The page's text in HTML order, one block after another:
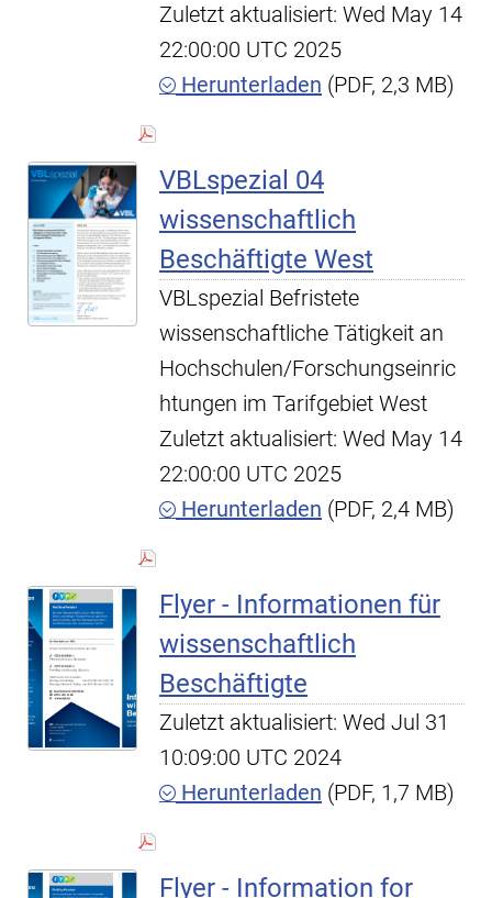
Zuletzt aktualisiert: Wed May 14
22:00:00 UTC 2025
Herunterladen (PDF, 2,3 MB)
VBLspezial 04
wissenschaftlich
Beschäftigte West
VBLspezial Befristete
wissenschaftliche Tätigkeit an
Hochschulen/Forschungseinric
htungen im Tarifgebiet West
Zuletzt aktualisiert: Wed May 14
22:00:00 UTC 2025
Herunterladen (PDF, 2,4 MB)
Flyer - Informationen für
wissenschaftlich
Beschäftigte
Zuletzt aktualisiert: Wed Jul 31
10:09:00 UTC 2024
Herunterladen (PDF, 1,7 MB)
Flyer - Information for